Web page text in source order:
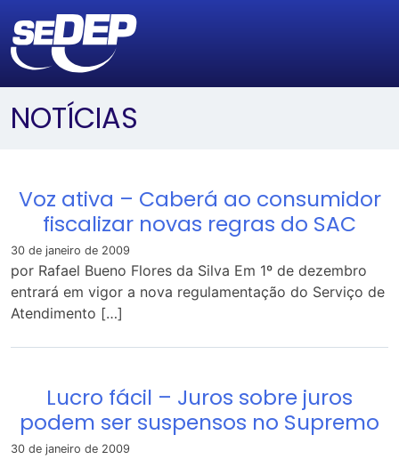
NOTÍCIAS
Voz ativa – Caberá ao consumidor
fiscalizar novas regras do SAC
30 de janeiro de 2009
por Rafael Bueno Flores da Silva Em 1º de dezembro
entrará em vigor a nova regulamentação do Serviço de
Atendimento […]
Lucro fácil – Juros sobre juros
podem ser suspensos no Supremo
30 de janeiro de 2009